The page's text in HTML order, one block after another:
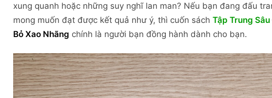
xung quanh hoặc những suy nghĩ lan man? Nếu bạn đang đấu
mong muốn đạt được kết quả như ý, thì cuốn sách Tập Trung Sâu
Bỏ Xao Nhãng chính là người bạn đồng hành dành cho bạn.